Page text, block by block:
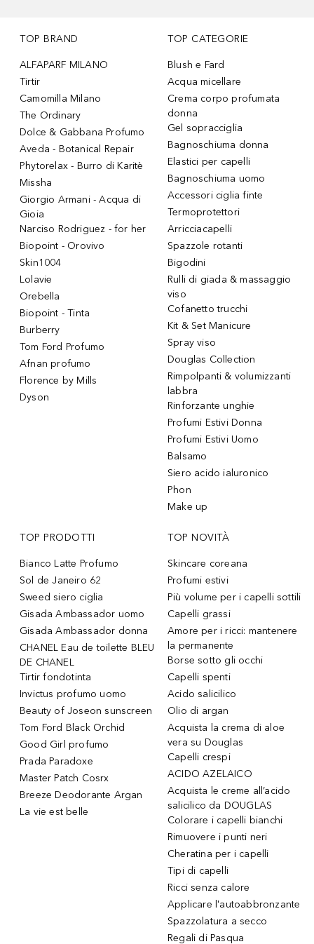
TOP BRAND
ALFAPARF MILANO
Tirtir
Camomilla Milano
The Ordinary
Dolce & Gabbana Profumo
Aveda - Botanical Repair
Phytorelax - Burro di Karitè
Missha
Giorgio Armani - Acqua di
Gioia
Narciso Rodriguez - for her
Biopoint - Orovivo
Skin1004
Lolavie
Orebella
Biopoint - Tinta
Burberry
Tom Ford Profumo
Afnan profumo
Florence by Mills
Dyson
TOP CATEGORIE
Blush e Fard
Acqua micellare
Crema corpo profumata
donna
Gel sopracciglia
Bagnoschiuma donna
Elastici per capelli
Bagnoschiuma uomo
Accessori ciglia finte
Termoprotettori
Arricciacapelli
Spazzole rotanti
Bigodini
Rulli di giada & massaggio
viso
Cofanetto trucchi
Kit & Set Manicure
Spray viso
Douglas Collection
Rimpolpanti & volumizzanti
labbra
Rinforzante unghie
Profumi Estivi Donna
Profumi Estivi Uomo
Balsamo
Siero acido ialuronico
Phon
Make up
TOP PRODOTTI
Bianco Latte Profumo
Sol de Janeiro 62
Sweed siero ciglia
Gisada Ambassador uomo
Gisada Ambassador donna
CHANEL Eau de toilette BLEU
DE CHANEL
Tirtir fondotinta
Invictus profumo uomo
Beauty of Joseon sunscreen
Tom Ford Black Orchid
Good Girl profumo
Prada Paradoxe
Master Patch Cosrx
Breeze Deodorante Argan
La vie est belle
TOP NOVITÀ
Skincare coreana
Profumi estivi
Più volume per i capelli sottili
Capelli grassi
Amore per i ricci: mantenere
la permanente
Borse sotto gli occhi
Capelli spenti
Acido salicilico
Olio di argan
Acquista la crema di aloe
vera su Douglas
Capelli crespi
ACIDO AZELAICO
Acquista le creme all’acido
salicilico da DOUGLAS
Colorare i capelli bianchi
Rimuovere i punti neri
Cheratina per i capelli
Tipi di capelli
Ricci senza calore
Applicare l'autoabbronzante
Spazzolatura a secco
Regali di Pasqua